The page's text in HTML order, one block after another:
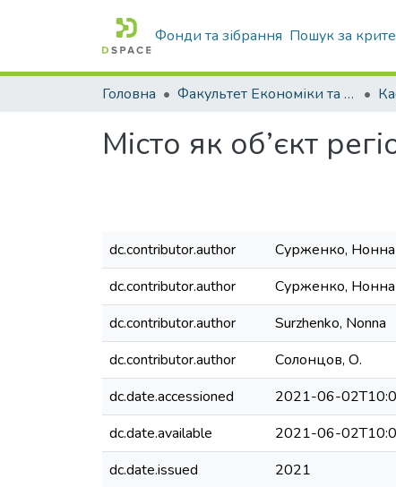
Фонди та зібрання Пошук за
Головна Факультет Економіки та бізнесу
Місто як об’єкт
dc.contributor.author
Сурженко, Нонна
dc.contributor.author
Сурженко,
dc.contributor.author
Surzhenko, Nonna
dc.contributor.author
Солонцов, О.
dc.date.accessioned
2021-06-
dc.date.available
2021-06-
dc.date.issued
2021